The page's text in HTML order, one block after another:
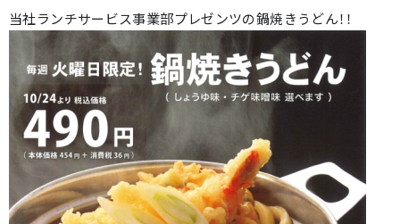
当社ランチサービス事業部プレゼンツの鍋焼きうどん！！